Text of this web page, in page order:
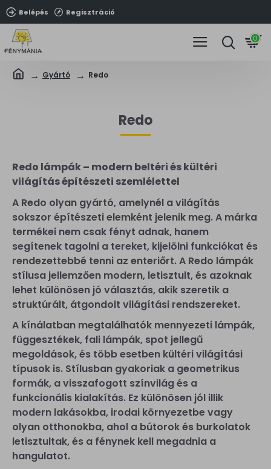
Belépés Regisztráció
0
Gyártó Redo
Redo
Redo lámpák – modern beltéri és kültéri
világítás építészeti szemlélettel
A Redo olyan gyártó, amelynél a világítás
sokszor építészeti elemként jelenik meg. A márka
termékei nem csak fényt adnak, hanem
segítenek tagolni a tereket, kijelölni funkciókat és
rendezettebbé tenni az enteriőrt. A Redo lámpák
stílusa jellemzően modern, letisztult, és azoknak
lehet különösen jó választás, akik szeretik a
struktúrált, átgondolt világítási rendszereket.
A kínálatban megtalálhatók mennyezeti lámpák,
függesztékek, fali lámpák, spot jellegű
megoldások, és több esetben kültéri világítási
típusok is. Stílusban gyakoriak a geometrikus
formák, a visszafogott színvilág és a
funkcionális kialakítás. Ez különösen jól illik
modern lakásokba, irodai környezetbe vagy
olyan otthonokba, ahol a bútorok és burkolatok
letisztultak, és a fénynek kell megadnia a
hangulatot.